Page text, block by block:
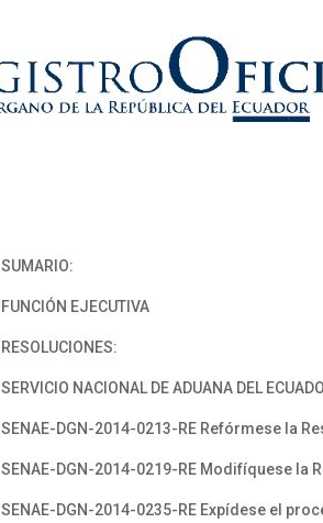
SUMARIO:
FUNCIÓN EJECUTIVA
RESOLUCIONES:
SERVICIO NACIONAL DE ADUANA DEL
SENAE-DGN-2014-0213-RE Refórmese la
SENAE-DGN-2014-0219-RE Modifíquese la
SENAE-DGN-2014-0235-RE Expídese el